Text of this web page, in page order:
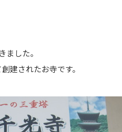
した。
建されたお寺です。